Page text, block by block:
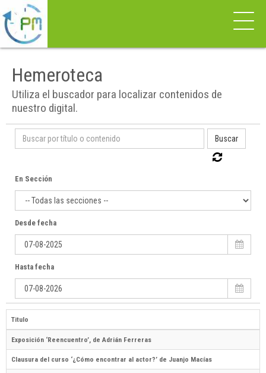
Hemeroteca
Utiliza el buscador para localizar contenidos de
nuestro digital.
Buscar
En Sección
Desde fecha
Hasta fecha
Titulo
Exposición ‘Reencuentro’, de Adrián Ferreras
Clausura del curso ‘¿Cómo encontrar al actor?’ de Juanjo Macías